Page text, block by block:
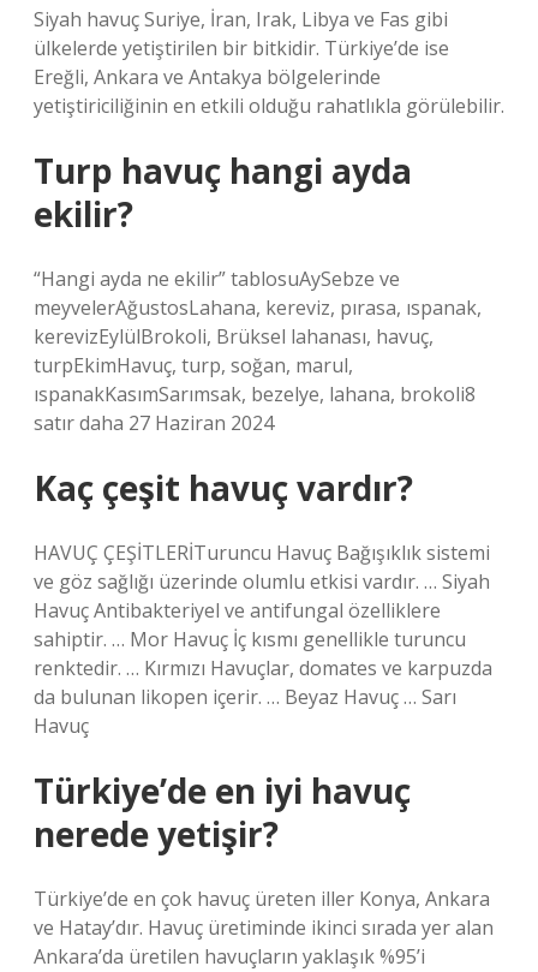
Siyah havuç Suriye, İran, Irak, Libya ve Fas gibi
ülkelerde yetiştirilen bir bitkidir. Türkiye’de ise
Ereğli, Ankara ve Antakya bölgelerinde
yetiştiriciliğinin en etkili olduğu rahatlıkla görülebilir.
Turp havuç hangi ayda
ekilir?
“Hangi ayda ne ekilir” tablosuAySebze ve
meyvelerAğustosLahana, kereviz, pırasa, ıspanak,
kerevizEylülBrokoli, Brüksel lahanası, havuç,
turpEkimHavuç, turp, soğan, marul,
ıspanakKasımSarımsak, bezelye, lahana, brokoli8
satır daha 27 Haziran 2024
Kaç çeşit havuç vardır?
HAVUÇ ÇEŞİTLERİTuruncu Havuç Bağışıklık sistemi
ve göz sağlığı üzerinde olumlu etkisi vardır. … Siyah
Havuç Antibakteriyel ve antifungal özelliklere
sahiptir. … Mor Havuç İç kısmı genellikle turuncu
renktedir. … Kırmızı Havuçlar, domates ve karpuzda
da bulunan likopen içerir. … Beyaz Havuç … Sarı
Havuç
Türkiye’de en iyi havuç
nerede yetişir?
Türkiye’de en çok havuç üreten iller Konya, Ankara
ve Hatay’dır. Havuç üretiminde ikinci sırada yer alan
Ankara’da üretilen havuçların yaklaşık %95’i